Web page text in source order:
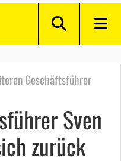
Geschäftsführer
Sven
zurück